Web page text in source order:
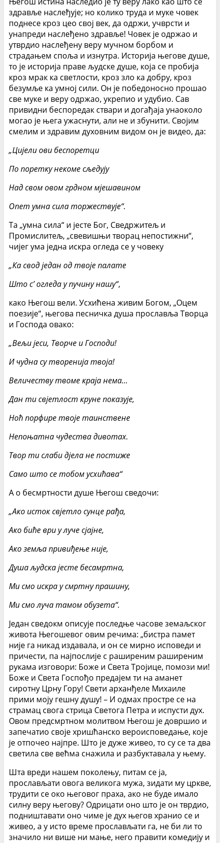
здравље наслеђује; но колико труда и муке човек
поднесе кроз цео свој век, да одржи, учврсти и
унапреди наслеђено здравље! Човек је одржао и
утврдио наслеђену веру мучном борбом и
страдањем споља и изнутра. Историја његове душе,
то је историја праве људске душе, која се пробија
кроз мрак ка светлости, кроз зло ка добру, кроз
безумље ка умној сили. Он је победоносно прошао
све муке и веру одржао, укрепио и удубио. Сав
привидни беспоредак ствари и догађаја унаоколо
могао је њега ужаснути, али не и збунити. Својим
смелим и здравим духовним видом он је видео, да:
„Цијели ови беспоретци
По поретку некоме сљедују
Над свом овом грдном мјешавином
Опет умна сила торжествује“.
Та „умна сила“ и јесте Бог, Сведржитељ и
Промислитељ, „свевишњи творац непостижни“,
чијег ума једна искра огледа се у човеку
„Ка свод један од твоје палате
Што с’ огледа у пучину нашу“,
како Његош вели. Усхићена живим Богом, „Оцем
поезије“, његова песничка душа прославља Творца
и Господа овако:
„Вељи јеси, Творче и Господи!
И чудна су творенија твоја!
Величеству твоме краја нема…
Дан ти свјетлост круне показује,
Ноћ порфире твоје таинствене
Непоњатна чудества дивотах.
Твор ти слаби дјела не постиже
Само што се тобом усхићава“
А о бесмртности душе Његош сведочи:
„Ако исток свјетло сунце рађа,
Ако биће ври у луче сјајне,
Ако земља привиђење није,
Душа људска јесте бесамртна,
Ми смо искра у смртну прашину,
Ми смо луча тамом обузета“.
Један сведокм описује последње часове земаљског
живота Његошевог овим речима: „бистра памет
није га никад издавала, и он се мирно исповеди и
причести, па најпослије с раширеним раширеним
рукама изговори: Боже и Света Тројице, помози ми!
Боже и Света Госпођо предајем ти на аманет
сиротну Црну Гору! Свети арханђеле Михаиле
прими моју гешну душу! – И одмах простре се на
страмац свога стрица Светога Петра и испусти дух.
Овом предсмртном молитвом Његош је довршио и
запечатио своје хришћанско вероисповедање, које
је отпочео најпре. Што је дуже живео, то су се та два
светила све већма снажила и разбуктавала у њему.
Шта вреди нашем поколењу, питам се ја,
прослављати овога великога мужа, зидати му цркве,
трудити се око његовог праха, ако не буде имало
силну веру његову? Одрицати оно што је он тврдио,
подништавати оно чиме је дух његов хранио се и
живео, а у исто време прослављати га, не би ли то
значило ни више ни мање, него правити комедију и